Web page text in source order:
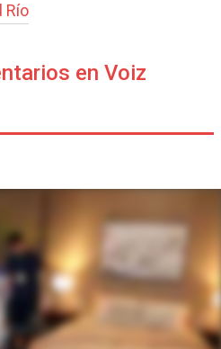
Río
en Voiz